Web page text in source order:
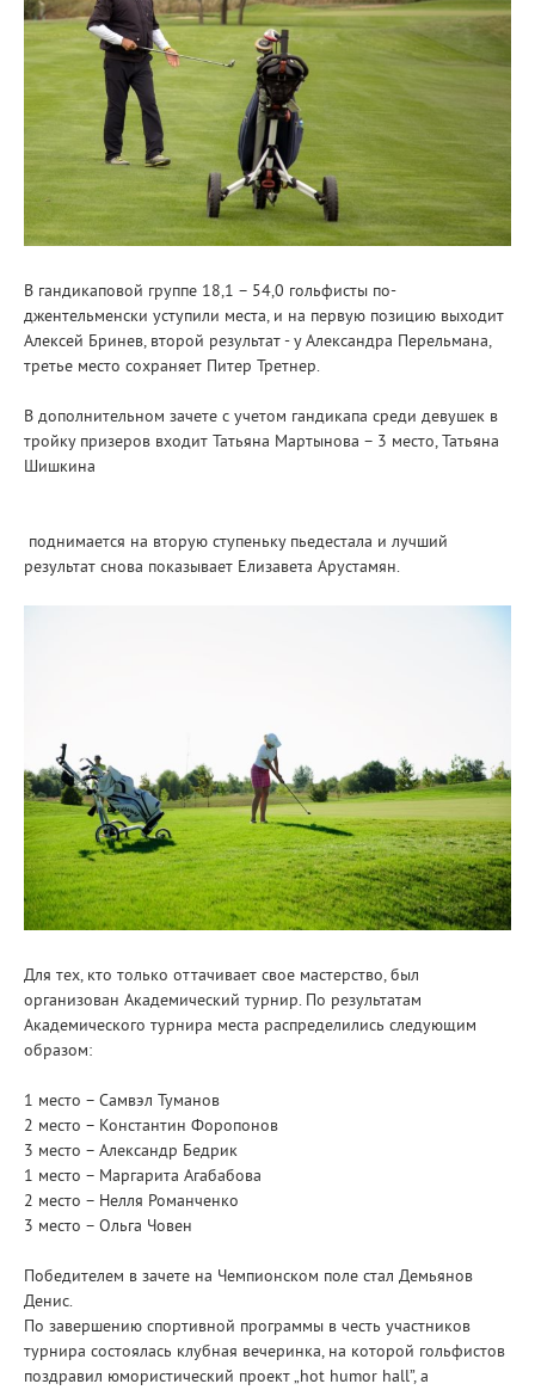
В гандикаповой группе 18,1 – 54,0 гольфисты по-
джентельменски уступили места, и на первую позицию выходит
Алексей Бринев, второй результат - у Александра Перельмана,
третье место сохраняет Питер Третнер.
В дополнительном зачете с учетом гандикапа среди девушек в
тройку призеров входит Татьяна Мартынова – 3 место, Татьяна
Шишкина
поднимается на вторую ступеньку пьедестала и лучший
результат снова показывает Елизавета Арустамян.
Для тех, кто только оттачивает свое мастерство, был
организован Академический турнир. По результатам
Академического турнира места распределились следующим
образом:
1 место – Самвэл Туманов
2 место – Константин Форопонов
3 место – Александр Бедрик
1 место – Маргарита Агабабова
2 место – Нелля Романченко
3 место – Ольга Човен
Победителем в зачете на Чемпионском поле стал Демьянов
Денис.
По завершению спортивной программы в честь участников
турнира состоялась клубная вечеринка, на которой гольфистов
поздравил юмористический проект „hot humor hall”, а